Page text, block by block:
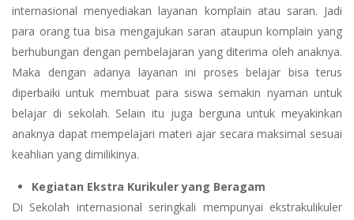
internasional menyediakan layanan komplain atau saran. Jadi
para orang tua bisa mengajukan saran ataupun komplain yang
berhubungan dengan pembelajaran yang diterima oleh anaknya.
Maka dengan adanya layanan ini proses belajar bisa terus
diperbaiki untuk membuat para siswa semakin nyaman untuk
belajar di sekolah. Selain itu juga berguna untuk meyakinkan
anaknya dapat mempelajari materi ajar secara maksimal sesuai
keahlian yang dimilikinya.
Kegiatan Ekstra Kurikuler yang Beragam
Di Sekolah internasional seringkali mempunyai ekstrakulikuler